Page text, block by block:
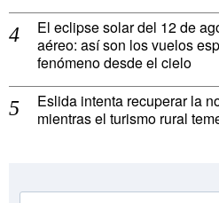
El eclipse solar del 12 de
aéreo: así son los vuelos
fenómeno desde el cielo
Eslida intenta recuperar la
mientras el turismo rural